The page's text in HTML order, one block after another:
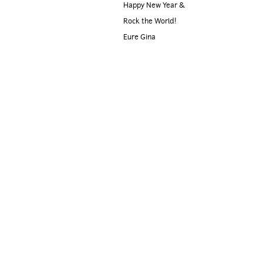
Happy New Year &
Rock the World!
Eure Gina